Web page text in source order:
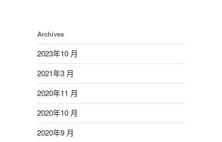
Archives
2023年10 月
2021年3 月
2020年11 月
2020年10 月
2020年9 月